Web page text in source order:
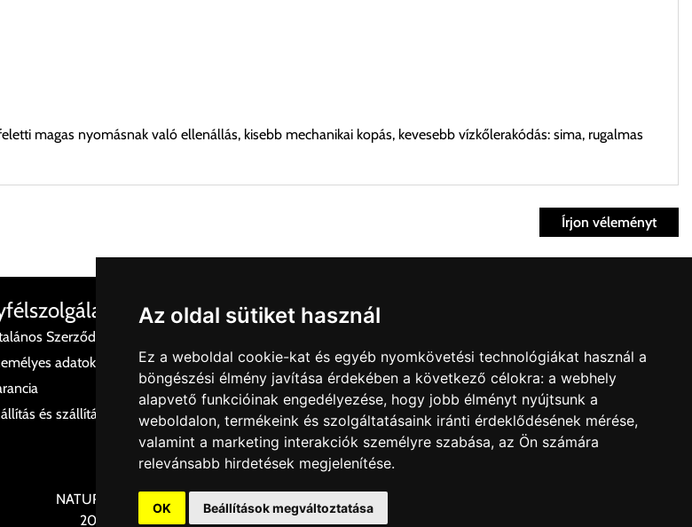
Az oldal sütiket használ
Ez a weboldal cookie-kat és egyéb nyomkövetési technológiákat használ a
böngészési élmény javítása érdekében a következő célokra: a webhely
alapvető funkcióinak engedélyezése, hogy jobb élményt nyújtsunk a
weboldalon, termékeink és szolgáltatásaink iránti érdeklődésének mérése,
valamint a marketing interakciók személyre szabása, az Ön számára
relevánsabb hirdetések megjelenítése.
OK Beállítások megváltoztatása
magas nyomásnak való ellenállás, kisebb mechanikai kopás, kevesebb vízkőlerakódás: sima, rugalmas
Cégcsoportunk Stúdiójában előre egyeztetett időpontban.
ajánl fel a program. Kérjük, a vásárolt árú figyelembevételével az önnek megfelelő szállítási költséget
szállítási költséget, úgy válassza a 0.- forintos szállítást, kollégáink megvizsgálják a vásárolt termék adatait,
Amennyiben a költséget az Ön által gondoltnál magasabb értékben igazoljuk vissza, úgy a
Írjon véleményt
Szerződési Feltételek
adatok és azok kezelése
Rólunk
Kapcsolat
és szállítási költségek
Adatvédelmi irányelvek
Bevásárlókosár
NATURELITE
2025